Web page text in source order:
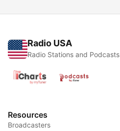
Radio USA
Radio Stations and Podcasts
Resources
Broadcasters